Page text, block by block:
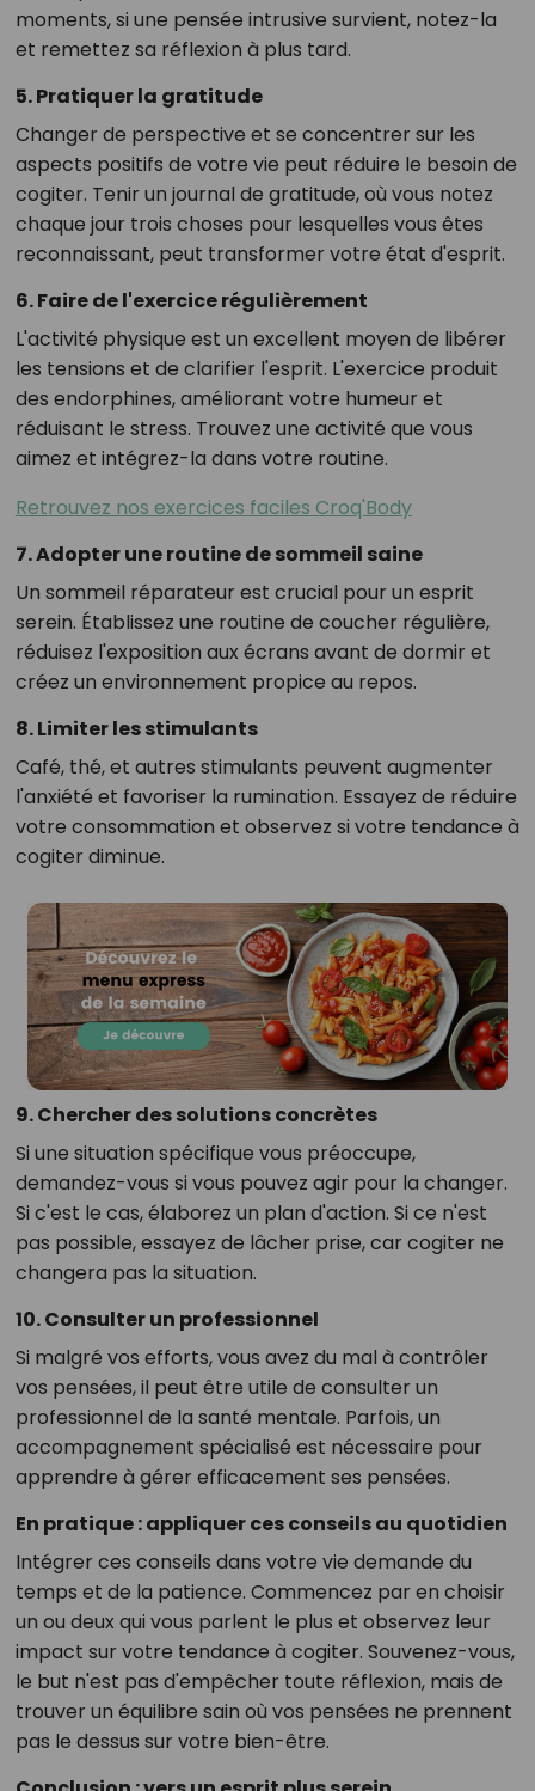
moments, si une pensée intrusive survient, notez-la
et remettez sa réflexion à plus tard.
5. Pratiquer la gratitude
Changer de perspective et se concentrer sur les
aspects positifs de votre vie peut réduire le besoin de
cogiter. Tenir un journal de gratitude, où vous notez
chaque jour trois choses pour lesquelles vous êtes
reconnaissant, peut transformer votre état d'esprit.
6. Faire de l'exercice régulièrement
L'activité physique est un excellent moyen de libérer
les tensions et de clarifier l'esprit. L'exercice produit
des endorphines, améliorant votre humeur et
réduisant le stress. Trouvez une activité que vous
aimez et intégrez-la dans votre routine.
Retrouvez nos exercices faciles Croq'Body
7. Adopter une routine de sommeil saine
Un sommeil réparateur est crucial pour un esprit
serein. Établissez une routine de coucher régulière,
réduisez l'exposition aux écrans avant de dormir et
créez un environnement propice au repos.
8. Limiter les stimulants
Café, thé, et autres stimulants peuvent augmenter
l'anxiété et favoriser la rumination. Essayez de réduire
votre consommation et observez si votre tendance à
cogiter diminue.
9. Chercher des solutions concrètes
Si une situation spécifique vous préoccupe,
demandez-vous si vous pouvez agir pour la changer.
Si c'est le cas, élaborez un plan d'action. Si ce n'est
pas possible, essayez de lâcher prise, car cogiter ne
changera pas la situation.
10. Consulter un professionnel
Si malgré vos efforts, vous avez du mal à contrôler
vos pensées, il peut être utile de consulter un
professionnel de la santé mentale. Parfois, un
accompagnement spécialisé est nécessaire pour
apprendre à gérer efficacement ses pensées.
En pratique : appliquer ces conseils au quotidien
Intégrer ces conseils dans votre vie demande du
temps et de la patience. Commencez par en choisir
un ou deux qui vous parlent le plus et observez leur
impact sur votre tendance à cogiter. Souvenez-vous,
le but n'est pas d'empêcher toute réflexion, mais de
trouver un équilibre sain où vos pensées ne prennent
pas le dessus sur votre bien-être.